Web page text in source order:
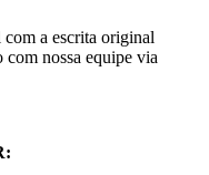
com a escrita original
nossa equipe via